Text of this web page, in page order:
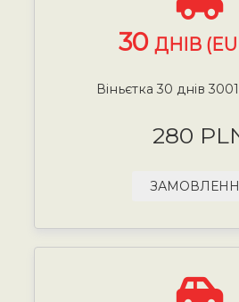
30 ДНІВ
Віньєтка 30 днів
280